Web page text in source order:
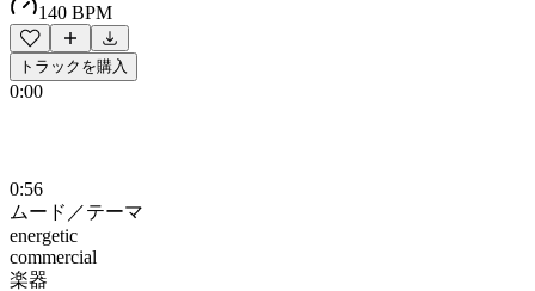
140 BPM
トラックを購入
0:00
0:56
ムード／テーマ
energetic
commercial
楽器